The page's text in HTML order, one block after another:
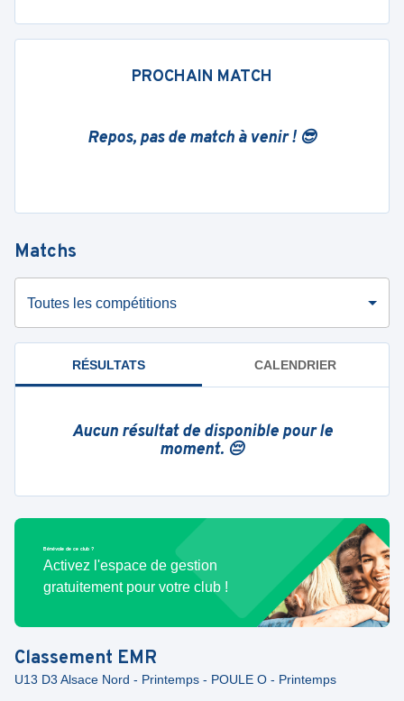
PROCHAIN MATCH
Repos, pas de match à venir ! 😎
Matchs
Toutes les compétitions
RÉSULTATS CALENDRIER
Aucun résultat de disponible pour le
moment. 😔
Bénévole de ce club ?
Activez l'espace de gestion
gratuitement pour votre club !
Classement EMR
U13 D3 Alsace Nord - Printemps - POULE O - Printemps